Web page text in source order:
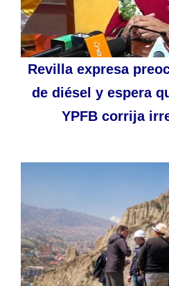
Revilla expresa
de diésel y espera
YPFB corrija